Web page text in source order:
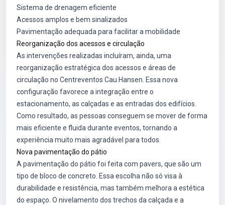
Sistema de drenagem eficiente
Acessos amplos e bem sinalizados
Pavimentação adequada para facilitar a mobilidade
Reorganização dos acessos e circulação
As intervenções realizadas incluíram, ainda, uma
reorganização estratégica dos acessos e áreas de
circulação no Centreventos Cau Hansen. Essa nova
configuração favorece a integração entre o
estacionamento, as calçadas e as entradas dos edifícios.
Como resultado, as pessoas conseguem se mover de forma
mais eficiente e fluida durante eventos, tornando a
experiência muito mais agradável para todos.
Nova pavimentação do pátio
A pavimentação do pátio foi feita com pavers, que são um
tipo de bloco de concreto. Essa escolha não só visa à
durabilidade e resistência, mas também melhora a estética
do espaço. O nivelamento dos trechos da calçada e a